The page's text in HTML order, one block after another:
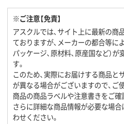
※ご注意【免責】
アスクルでは、サイト上に最新の商
ておりますが、メーカーの都合等によ
パッケージ、原材料、原産国など）
す。
このため、実際にお届けする商品と
が異なる場合がございますので、ご
商品の商品ラベルや注意書きをご確
さらに詳細な商品情報が必要な場合
わせください。